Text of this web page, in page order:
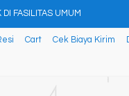
Dan Syair
DALAM HUKUM POSITIF
Cart Cek Biaya Kirim